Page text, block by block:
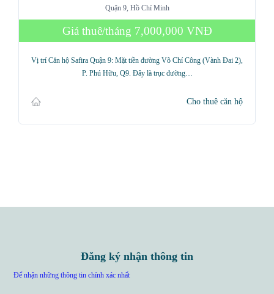
Quận 9, Hồ Chí Minh
Giá thuê/tháng 7,000,000 VNĐ
Vị trí Căn hộ Safira Quận 9: Mặt tiền đường Võ Chí Công (Vành Đai 2),
P. Phú Hữu, Q9. Đây là trục đường…
Cho thuê căn hộ
Đăng ký nhận thông tin
Để nhận những thông tin chính xác nhất